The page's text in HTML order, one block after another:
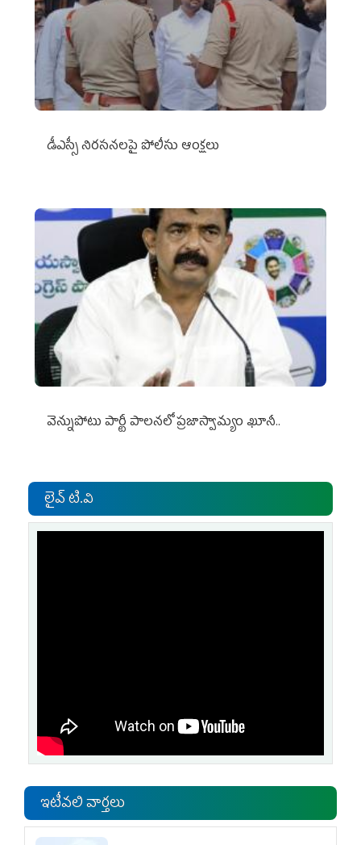
డీఎస్సీ నిరసనలపై పోలీసు ఆంక్షలు
వెన్నుపోటు పార్టీ పాలనలో ప్రజాస్వామ్యం ఖూనీ..
లైవ్ టి.వి
ఇటీవలి వార్తలు